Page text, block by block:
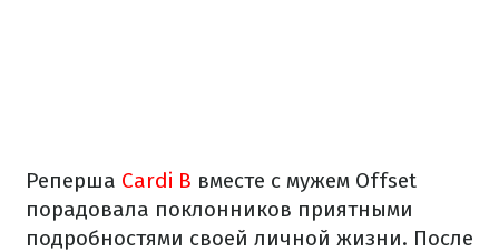
Реперша Cardi B вместе с мужем Offset
порадовала поклонников приятными
подробностями своей личной жизни. После